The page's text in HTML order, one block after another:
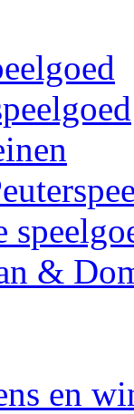
&
en